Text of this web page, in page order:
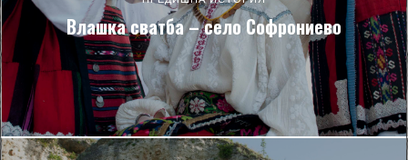
Влашка сватба – село Софрониево